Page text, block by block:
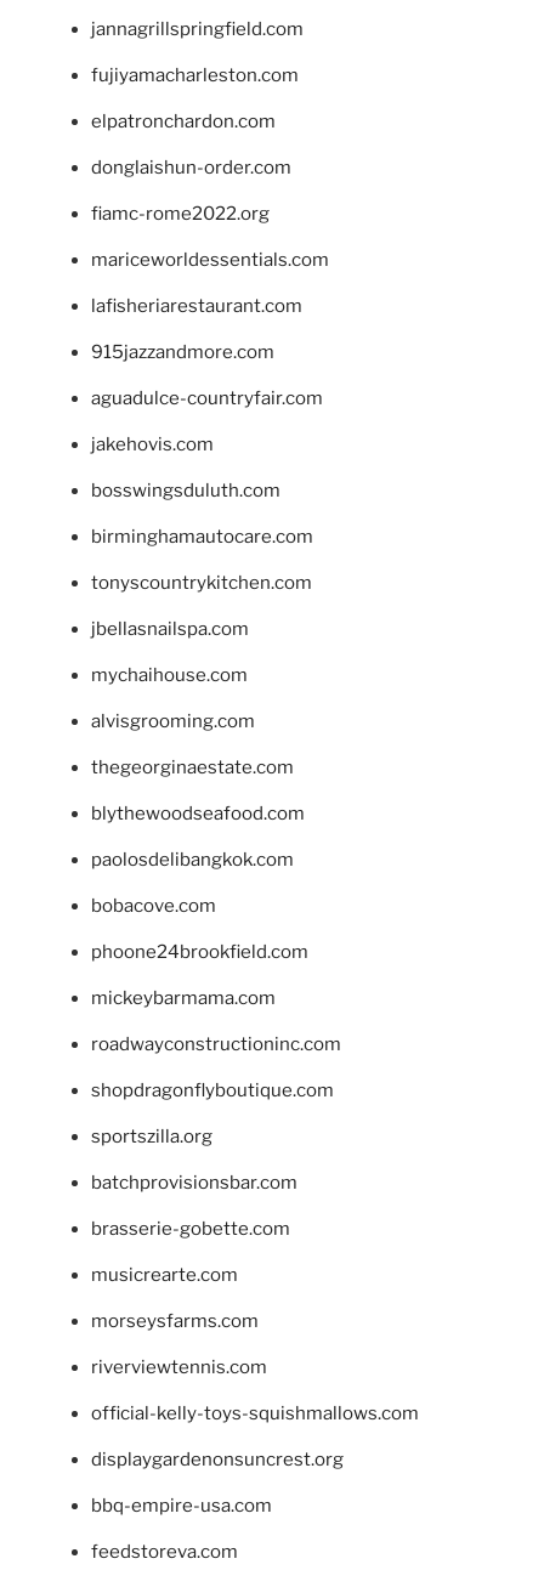
jannagrillspringfield.com
fujiyamacharleston.com
elpatronchardon.com
donglaishun-order.com
fiamc-rome2022.org
mariceworldessentials.com
lafisheriarestaurant.com
915jazzandmore.com
aguadulce-countryfair.com
jakehovis.com
bosswingsduluth.com
birminghamautocare.com
tonyscountrykitchen.com
jbellasnailspa.com
mychaihouse.com
alvisgrooming.com
thegeorginaestate.com
blythewoodseafood.com
paolosdelibangkok.com
bobacove.com
phoone24brookfield.com
mickeybarmama.com
roadwayconstructioninc.com
shopdragonflyboutique.com
sportszilla.org
batchprovisionsbar.com
brasserie-gobette.com
musicrearte.com
morseysfarms.com
riverviewtennis.com
official-kelly-toys-squishmallows.com
displaygardenonsuncrest.org
bbq-empire-usa.com
feedstoreva.com